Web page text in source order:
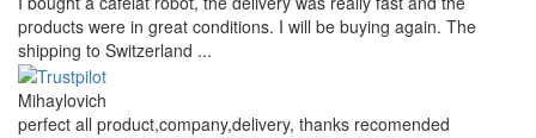
products were in great conditions. I will be buying again. The
shipping to Switzerland ...
Mihaylovich
perfect all product,company,delivery, thanks recomended